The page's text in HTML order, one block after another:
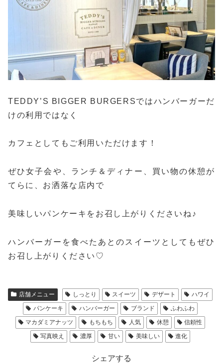
TEDDY’S BIGGER BURGERSではハンバーガーだ
けの利用ではなく
カフェとしてもご利用いただけます！
ぜひ女子会や、ランチ＆ディナー、買い物の休憩が
てらに、お洒落な店内で
美味しいパンケーキをお召し上がりくださいね♪
ハンバーガーを食べたあとのスイーツとしてもぜひ
お召し上がりください♡
店舗メニュー しっとり スイーツ デザート
ハワイ
パンケーキ
ハンバーガー ブランド
ふわふわ
マカダミアナッツ
もちもち 人気 休憩
信頼性
写真映え
濃厚 甘い 美味しい 進化
シェアする